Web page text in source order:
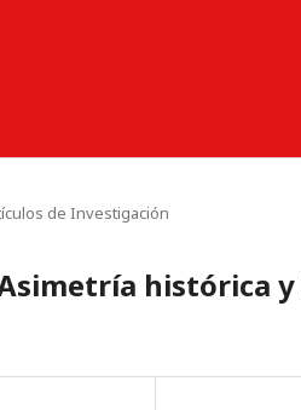
de Investigación
histórica